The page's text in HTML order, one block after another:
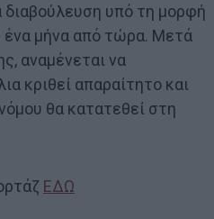
διαβούλευση υπό τη μορφή
ένα μήνα από τώρα. Μετά
αναμένεται να
κριθεί απαραίτητο και
θα κατατεθεί στη
ΕΔΩ